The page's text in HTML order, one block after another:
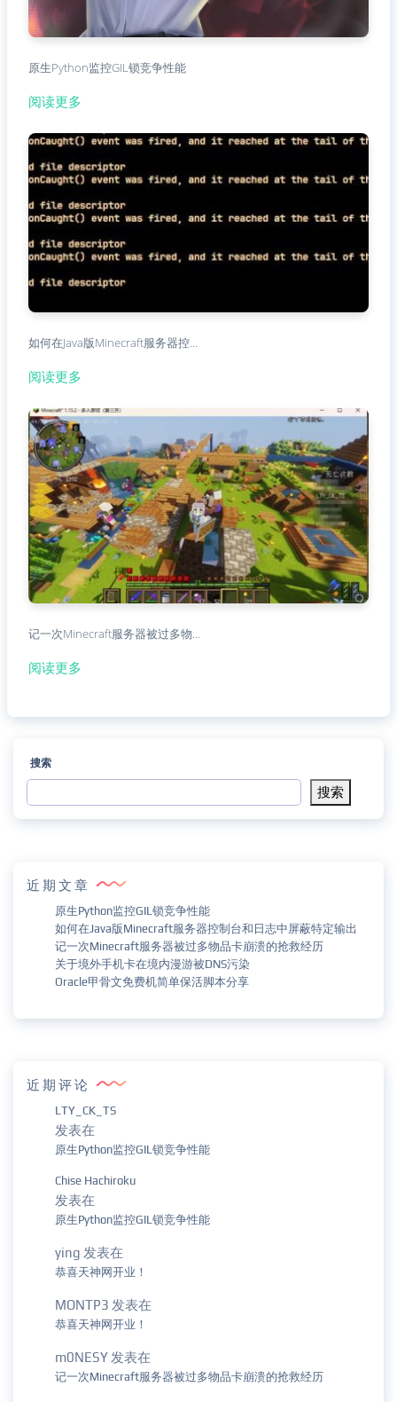
原生Python监控GIL锁竞争性能
阅读更多
如何在Java版Minecraft服务器控…
阅读更多
记一次Minecraft服务器被过多物…
阅读更多
搜索
搜索
近期文章
原生Python监控GIL锁竞争性能
如何在Java版Minecraft服务器控制台和日志中屏蔽特定输出
记一次Minecraft服务器被过多物品卡崩溃的抢救经历
关于境外手机卡在境内漫游被DNS污染
Oracle甲骨文免费机简单保活脚本分享
近期评论
LTY_CK_TS
发表在
原生Python监控GIL锁竞争性能
Chise Hachiroku
发表在
原生Python监控GIL锁竞争性能
ying 发表在
恭喜天神网开业！
MONTP3 发表在
恭喜天神网开业！
m0NESY 发表在
记一次Minecraft服务器被过多物品卡崩溃的抢救经历